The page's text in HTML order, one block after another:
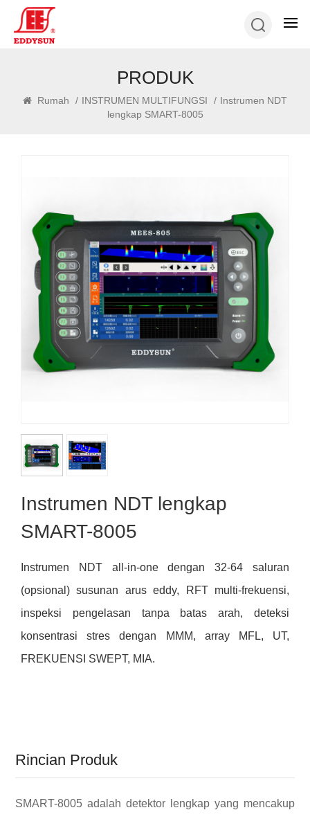
PRODUK
Rumah / INSTRUMEN MULTIFUNGSI / Instrumen NDT
lengkap SMART-8005
Instrumen NDT lengkap
SMART-8005
Instrumen NDT all-in-one dengan 32-64 saluran
(opsional) susunan arus eddy, RFT multi-frekuensi,
inspeksi pengelasan tanpa batas arah, deteksi
konsentrasi stres dengan MMM, array MFL, UT,
FREKUENSI SWEPT, MIA.
Rincian Produk
SMART-8005 adalah detektor lengkap yang mencakup